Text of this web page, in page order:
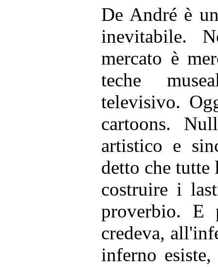
De André è
inevitabile.
mercato è
teche
televisivo.
cartoons.
artistico e
detto che
costruire i
proverbio. E
credeva,
inferno